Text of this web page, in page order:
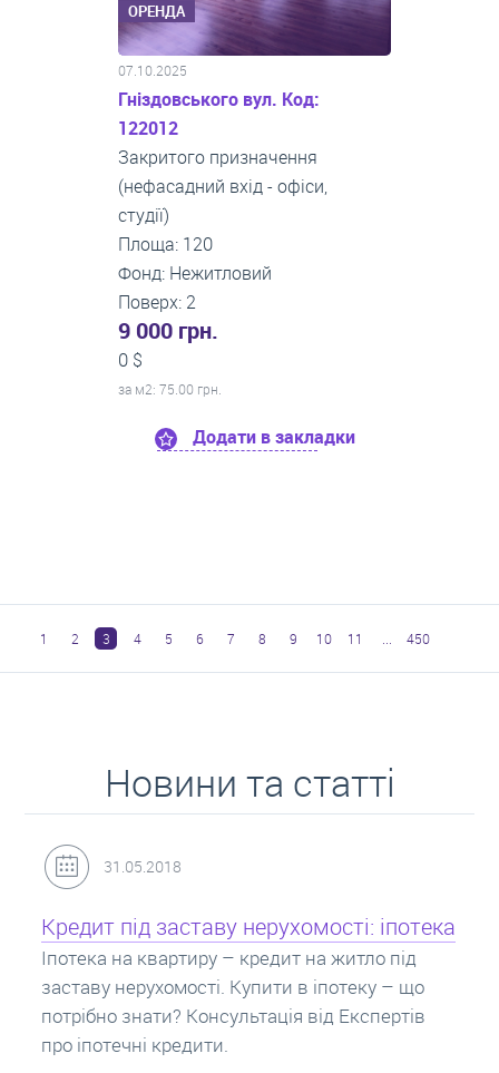
ОРЕНДА
07.10.2025
Гніздовського вул. Код:
122012
Закритого призначення
(нефасадний вхід - офіси,
студії)
Площа: 120
Фонд: Нежитловий
Поверх: 2
9 000 грн.
0 $
за м2: 75.00 грн.
Додати в закладки
1 2 3 4 5 6 7 8 9 10 11 450
Новини та статті
31.05.2018
Кредит під заставу нерухомості: іпотека
Іпотека на квартиру – кредит на житло під
заставу нерухомості. Купити в іпотеку – що
потрібно знати? Консультація від Експертів
про іпотечні кредити.